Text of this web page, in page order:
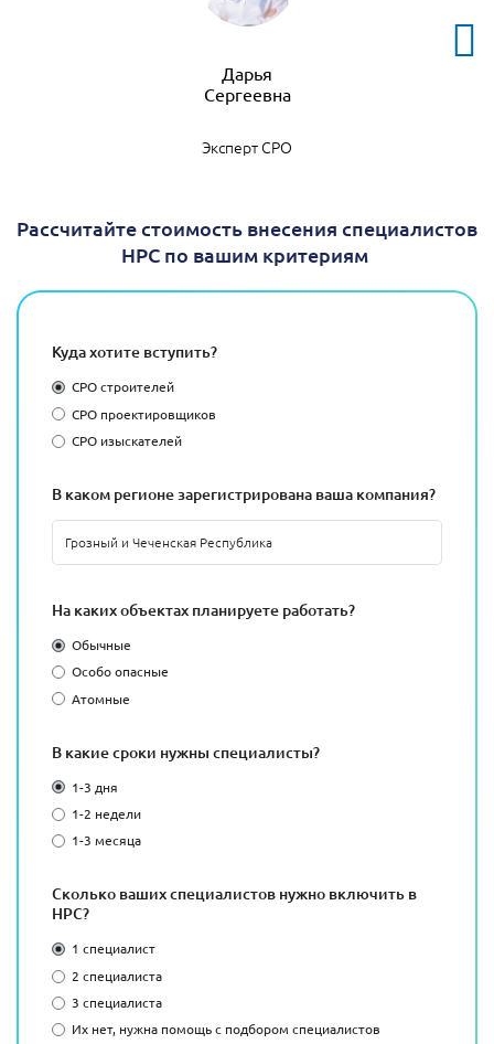
Дарья
Сергеевна
Эксперт СРО
Рассчитайте стоимость внесения специалистов
НРС по вашим критериям
Куда хотите вступить?
СРО строителей
СРО проектировщиков
СРО изыскателей
В каком регионе зарегистрирована ваша компания?
На каких объектах планируете работать?
Обычные
Особо опасные
Атомные
В какие сроки нужны специалисты?
1-3 дня
1-2 недели
1-3 месяца
Сколько ваших специалистов нужно включить в
НРС?
1 специалист
2 специалиста
3 специалиста
Их нет, нужна помощь с подбором специалистов